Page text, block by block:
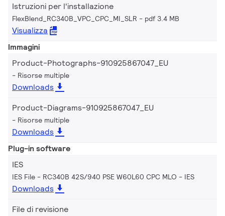
Istruzioni per l'installazione
FlexBlend_RC340B_VPC_CPC_MI_SLR pdf 3.4 MB
Visualizza
Immagini
Product-Photographs-910925867047_EU
Risorse multiple
Downloads
Product-Diagrams-910925867047_EU
Risorse multiple
Downloads
Plug-in software
IES
IES File - RC340B 42S/940 PSE W60L60 CPC MLO IES
Downloads
File di revisione